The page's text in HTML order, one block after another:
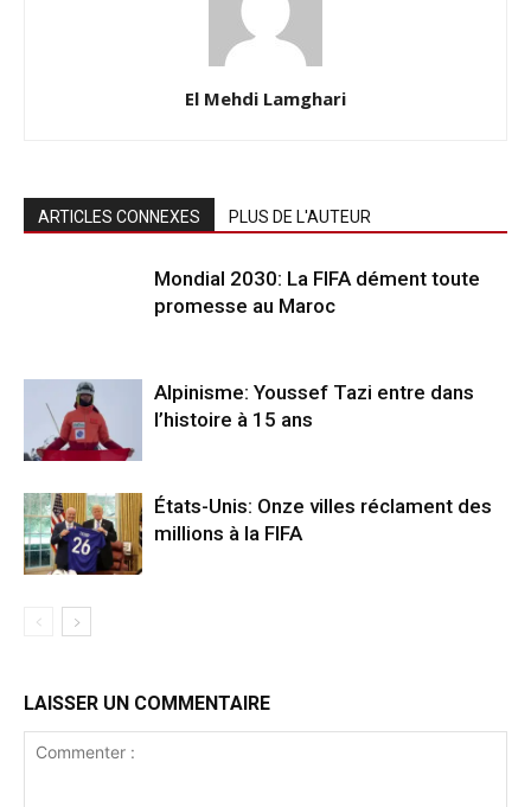
El Mehdi Lamghari
ARTICLES CONNEXES PLUS DE L'AUTEUR
Mondial 2030: La FIFA dément toute
promesse au Maroc
Alpinisme: Youssef Tazi entre dans
l’histoire à 15 ans
États-Unis: Onze villes réclament des
millions à la FIFA
LAISSER UN COMMENTAIRE